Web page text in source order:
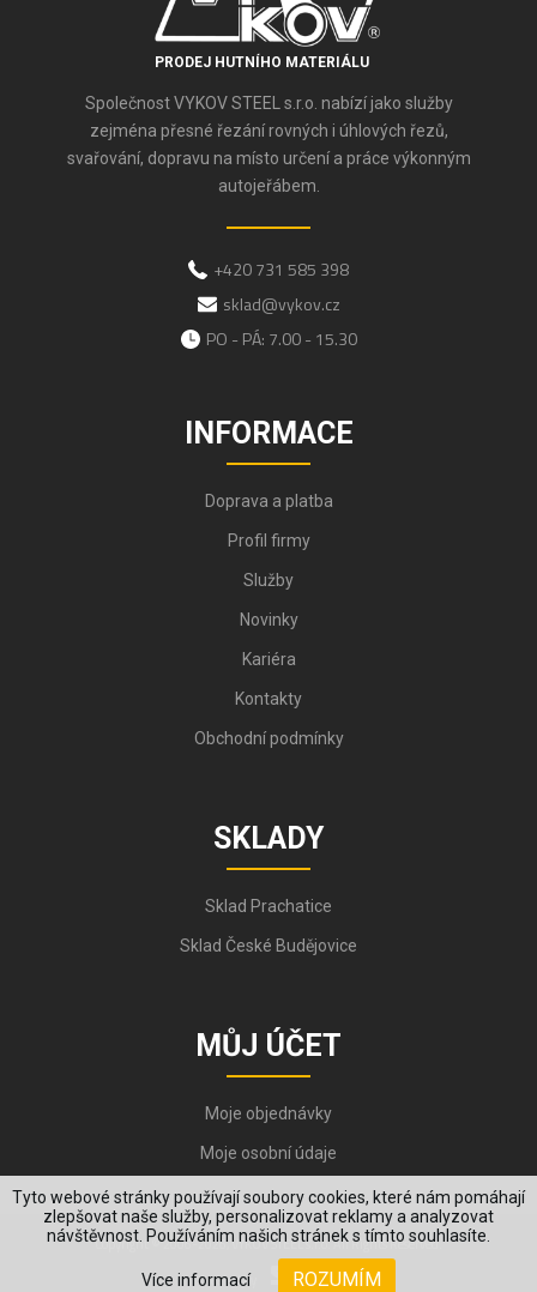
Tyto webové stránky používají soubory cookies, které nám pomáhají
zlepšovat naše služby, personalizovat reklamy a analyzovat
návštěvnost. Používáním našich stránek s tímto souhlasíte.
Více informací ROZUMÍM
PRODEJ HUTNÍHO MATERIÁLU
Společnost VYKOV STEEL s.r.o. nabízí jako služby
zejména přesné řezání rovných i úhlových řezů,
svařování, dopravu na místo určení a práce výkonným
autojeřábem.
+420 731 585 398
sklad@vykov.cz
PO - PÁ: 7.00 - 15.30
INFORMACE
Doprava a platba
Profil firmy
Služby
Novinky
Kariéra
Kontakty
Obchodní podmínky
SKLADY
Sklad Prachatice
Sklad České Budějovice
MŮJ ÚČET
Moje objednávky
Moje osobní údaje
Copyright © 2006-2026, VYKOV STEEL s.r.o. All Rights Reserved.
Created by